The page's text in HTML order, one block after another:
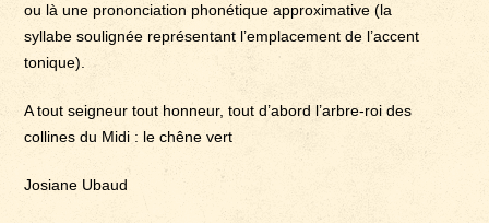
ou là une prononciation phonétique approximative (la
syllabe soulignée représentant l’emplacement de l’accent
tonique).
A tout seigneur tout honneur, tout d’abord l’arbre-roi des
collines du Midi : le chêne vert
Josiane Ubaud